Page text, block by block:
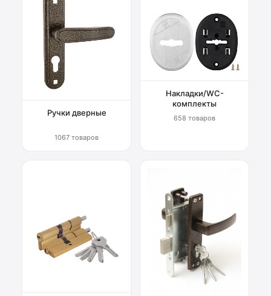
Ручки дверные
1067 товаров
Накладки/WC-
комплекты
658 товаров